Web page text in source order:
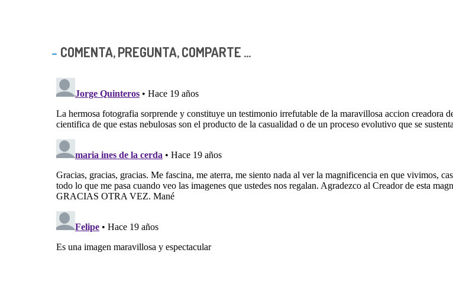
COMENTA, PREGUNTA, COMPARTE ...